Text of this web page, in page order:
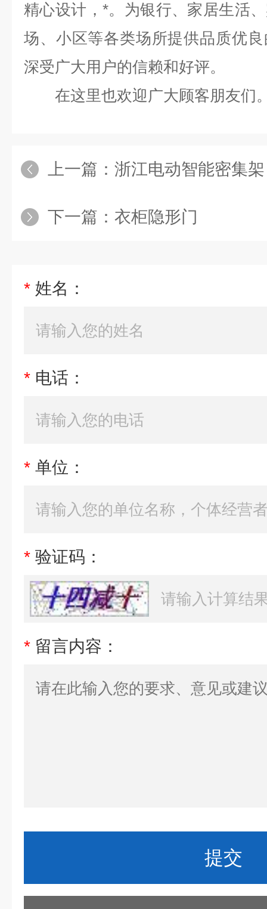
精心设计，*。为银行、家居生活
场、小区等各类场所提供品质优
深受广大用户的信赖和好评。
在这里也欢迎广大顾客朋友们
上一篇： 浙江电动智能密集架
下一篇： 衣柜隐形门
* 姓名：
* 电话：
* 单位：
* 验证码：
* 留言内容：